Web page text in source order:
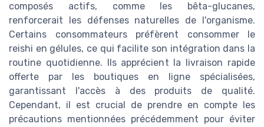
composés actifs, comme les bêta-glucanes,
renforcerait les défenses naturelles de l'organisme.
Certains consommateurs préfèrent consommer le
reishi en gélules, ce qui facilite son intégration dans la
routine quotidienne. Ils apprécient la livraison rapide
offerte par les boutiques en ligne spécialisées,
garantissant l'accès à des produits de qualité.
Cependant, il est crucial de prendre en compte les
précautions mentionnées précédemment pour éviter